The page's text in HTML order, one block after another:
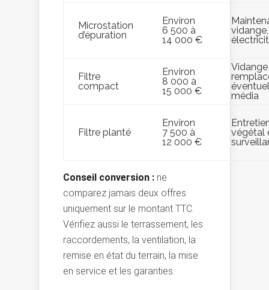
Microstation
d’épuration
Environ
6 500 à
14 000 €
vidange,
Filtre
compact
Environ
8 000 à
15 000 €
média
Filtre planté
Environ
7 500 à
12 000 €
végétal
Conseil conversion : ne
comparez jamais deux offres
uniquement sur le montant TTC.
Vérifiez aussi le terrassement, les
raccordements, la ventilation, la
remise en état du terrain, la mise
en service et les garanties.